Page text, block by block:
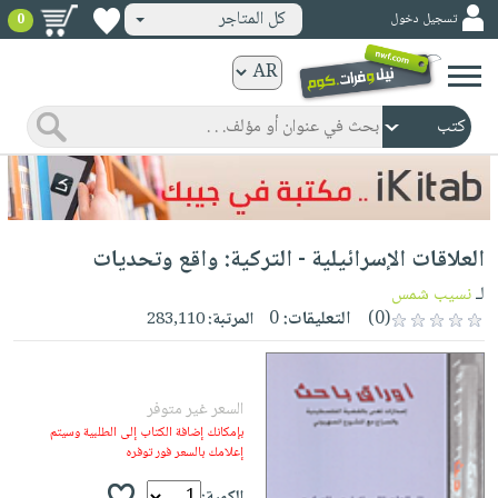
ورقية
المواضيع
صدر
حديثاً
الأكثر
مبيعاً
جوائز
شحن
مخفض
عروض
خاصة
مشوقة
كتب
الكترونية
الرئيسية
صدر
حديثاً
مبيعاً
مجانية
صوتية
الصفحة
الرئيسية
masmu3
بلا
حدود
أطفال
وناشئة
وسائل
تسجيل دخول كل المتاجر 0
العلاقات الإسرائيلية - التركية: واقع وتحديات
لـنسيب شمس
(0)
التعليقات:0 المرتبة:283,110
السعر غير متوفر
بإمكانك إضافة الكتاب إلى الطلبية وسيتم
إعلامك بالسعر فور توفره